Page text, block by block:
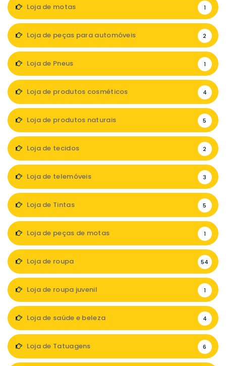
Loja de motas 1
Loja de peças para automóveis 2
Loja de Pneus 1
Loja de produtos cosméticos 4
Loja de produtos naturais 5
Loja de tecidos 2
Loja de telemóveis 3
Loja de Tintas 5
Loja de peças de motas 1
Loja de roupa 54
Loja de roupa juvenil 1
Loja de saúde e beleza 4
Loja de Tatuagens 6